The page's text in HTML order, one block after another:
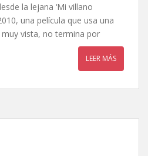
la lejana ‘Mi villano
una película que usa una
vista, no termina por
LEER MÁS